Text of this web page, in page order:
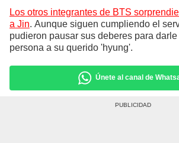
Los otros integrantes de BTS
a Jin. Aunque siguen cumpliendo el
pudieron pausar sus deberes para
persona a su querido 'hyung'.
Únete al canal de